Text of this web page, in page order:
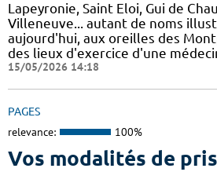
Lapeyronie, Saint Eloi, Gui de
Villeneuve... autant de noms
aujourd'hui, aux oreilles des
des lieux d'exercice d'une
15/05/2026 14:18
PAGES
relevance: 100%
Vos modalités de